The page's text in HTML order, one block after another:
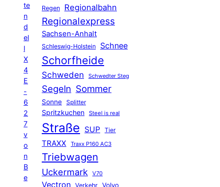
te
n
d
el
l
X
4
E
-
6
2
7
v
o
n
B
e
Regen Regionalbahn
Regionalexpress
Sachsen-Anhalt
Schleswig-Holstein Schnee
Schorfheide
Schweden Schwedter Steg
Segeln Sommer
Sonne Splitter
Spritzkuchen Steel is real
Straße SUP Tier
TRAXX Traxx P160 AC3
Triebwagen
Uckermark V70
Vectron Verkehr Volvo